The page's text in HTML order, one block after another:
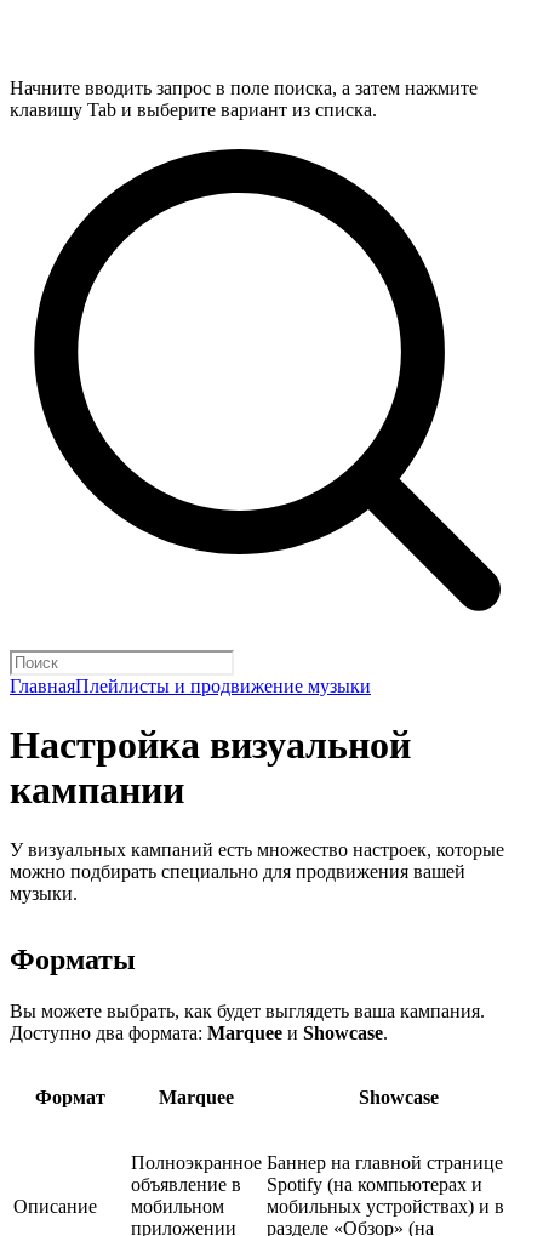
Начните вводить запрос в поле поиска, а затем нажмите
клавишу Tab и выберите вариант из списка.
ГлавнаяПлейлисты и продвижение музыки
Настройка визуальной
кампании
У визуальных кампаний есть множество настроек, которые
можно подбирать специально для продвижения вашей
музыки.
Форматы
Вы можете выбрать, как будет выглядеть ваша кампания.
Доступно два формата: Marquee и Showcase.
Формат Marquee Showcase
Описание
Полноэкранное
объявление в
мобильном
приложении
Баннер на главной странице
Spotify (на компьютерах и
мобильных устройствах) и в
разделе «Обзор» (на